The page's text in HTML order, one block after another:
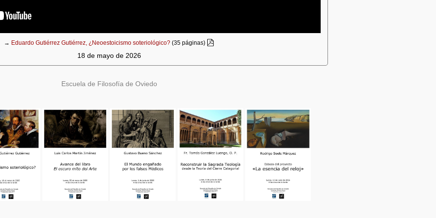
→ Eduardo Gutiérrez Gutiérrez, ¿Neoestoicismo soteriológico? (35 páginas)
18 de mayo de 2026
Escuela de Filosofía de Oviedo